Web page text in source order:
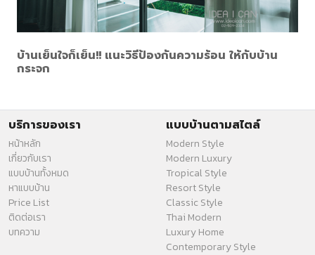
บ้านเย็นใจก็เย็น!! แนะวิธีป้องกันความร้อน ให้กับบ้าน
กระจก
บริการของเรา
หน้าหลัก
เกี่ยวกับเรา
แบบบ้านทั้งหมด
หาแบบบ้าน
Price List
ติดต่อเรา
บทความ
แบบบ้านตามสไตล์
Modern Style
Modern Luxury
Tropical Style
Resort Style
Classic Style
Thai Modern
Luxury Home
Contemporary Style